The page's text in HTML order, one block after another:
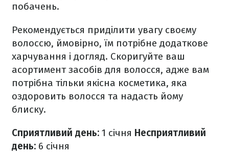
побачень.
Рекомендується приділити увагу своєму
волоссю, ймовірно, їм потрібне додаткове
харчування і догляд. Скоригуйте ваш
асортимент засобів для волосся, адже вам
потрібна тільки якісна косметика, яка
оздоровить волосся та надасть йому
блиску.
Сприятливий день: 1 січня Несприятливий
день: 6 січня